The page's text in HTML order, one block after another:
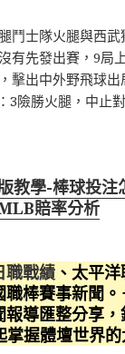
鬥士隊火腿與西
有先發出賽，9局
擊出中外野飛球
3險勝火腿，中止
教學-棒球投注
賠率分析
職戰績 、太平
職棒賽事新聞
報導匯整分享
掌握體壇世界的